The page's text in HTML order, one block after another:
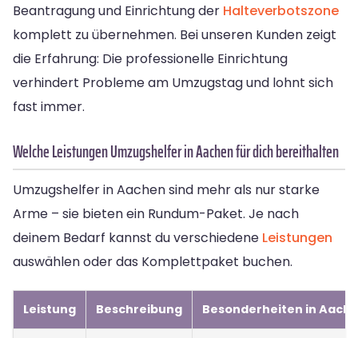
Beantragung und Einrichtung der Halteverbotszone
komplett zu übernehmen. Bei unseren Kunden zeigt
die Erfahrung: Die professionelle Einrichtung
verhindert Probleme am Umzugstag und lohnt sich
fast immer.
Welche Leistungen Umzugshelfer in Aachen für dich bereithalten
Umzugshelfer in Aachen sind mehr als nur starke
Arme – sie bieten ein Rundum-Paket. Je nach
deinem Bedarf kannst du verschiedene Leistungen
auswählen oder das Komplettpaket buchen.
Leistung Beschreibung Besonderheiten in